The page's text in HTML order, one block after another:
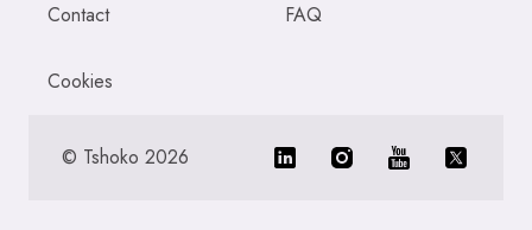
Contact FAQ
Cookies
© Tshoko 2026